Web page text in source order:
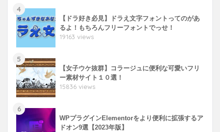
4
【ドラ好き必見】ドラえ文字フォントってのがあ
るよ！もちろんフリーフォントでっせ！
19163 views
5
【女子ウケ抜群】コラージュに便利な可愛いフリ
ー素材サイト１０選！
15836 views
6
WPプラグインElementorをより便利に拡張するア
ドオン9選【2023年版】